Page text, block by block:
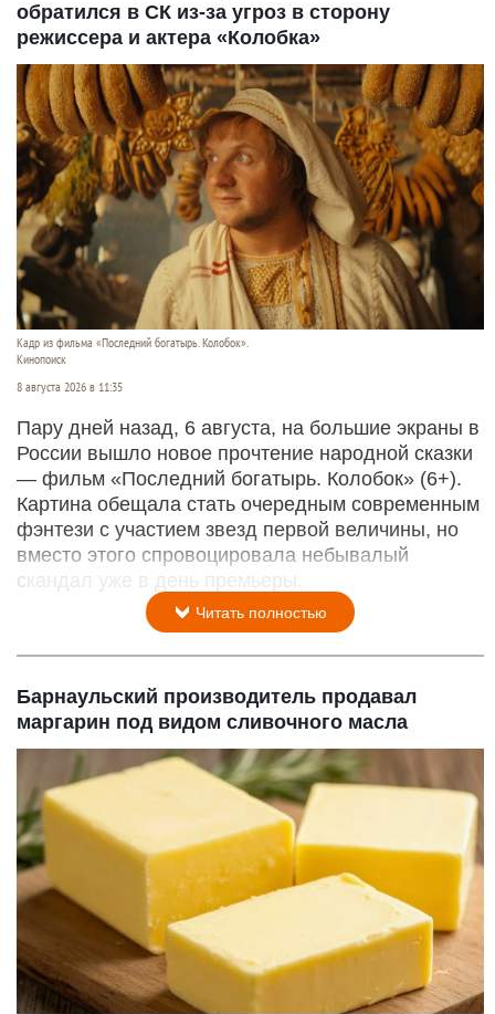
обратился в СК из-за угроз в сторону
режиссера и актера «Колобка»
Кадр из фильма «Последний богатырь. Колобок».
Кинопоиск
8 августа 2026 в 11:35
Пару дней назад, 6 августа, на большие экраны в
России вышло новое прочтение народной сказки
— фильм «Последний богатырь. Колобок» (6+).
Картина обещала стать очередным современным
фэнтези с участием звезд первой величины, но
вместо этого спровоцировала небывалый
скандал уже в день премьеры.
Читать полностью
Барнаульский производитель продавал
маргарин под видом сливочного масла